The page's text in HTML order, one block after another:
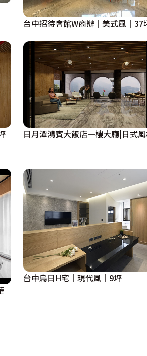
台中招待會館W商辦│美式風│37
日月潭鴻賓大飯店一樓大廳|日式
台中烏日H宅│現代風│9坪